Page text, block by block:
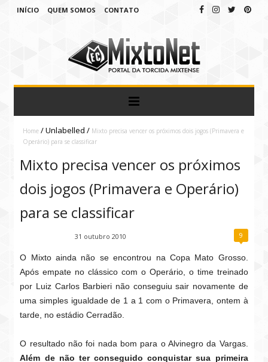
INÍCIO QUEM SOMOS CONTATO
Home /Unlabelled/ Mixto precisa vencer os próximos dois jogos (Primavera e
Operário) para se classificar
Mixto precisa vencer os próximos
dois jogos (Primavera e Operário)
para se classificar
31 outubro 2010 9
O Mixto ainda não se encontrou na Copa Mato Grosso.
Após empate no clássico com o Operário, o time treinado
por Luiz Carlos Barbieri não conseguiu sair novamente de
uma simples igualdade de 1 a 1 com o Primavera, ontem à
tarde, no estádio Cerradão.
O resultado não foi nada bom para o Alvinegro da Vargas.
Além de não ter conseguido conquistar sua primeira